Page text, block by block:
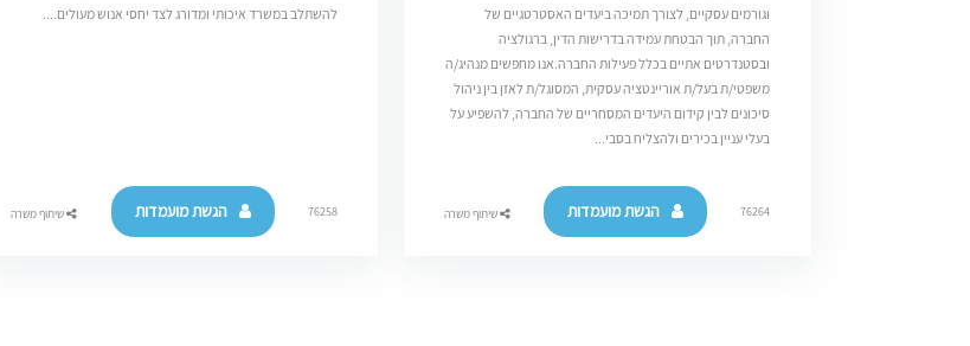
וגורמים עסקיים, לצורך תמיכה ביעדים האסטרטגיים של
החברה, תוך הבטחת עמידה בדרישות הדין, ברגולציה
ובסטנדרטים אתיים בכלל פעילות החברה.אנו מחפשים מנהיג/ה
משפטי/ת בעל/ת אוריינטציה עסקית, המסוגל/ת לאזן בין ניהול
סיכונים לבין קידום היעדים המסחריים של החברה, להשפיע על
בעלי עניין בכירים ולהצליח בסבי...
76264 הגשת מועמדות שיתוף משרה
להשתלב במשרד איכותי ומדורג לצד יחסי אנוש מעולים....
76258 הגשת מועמדות שיתוף משרה